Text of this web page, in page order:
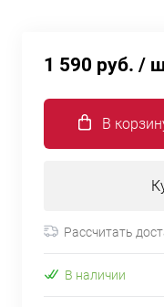
1 590 руб. /
В
Рассчитать
В наличии